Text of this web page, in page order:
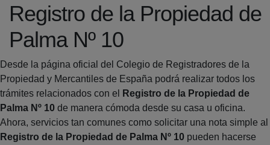
Registro de la Propiedad de
Palma Nº 10
Desde la página oficial del Colegio de Registradores de la
Propiedad y Mercantiles de España podrá realizar todos los
trámites relacionados con el
Registro de la Propiedad de
Palma Nº 10 de manera cómoda desde su casa u oficina.
Ahora, servicios tan comunes como solicitar una nota simple al
Registro de la Propiedad de Palma Nº 10 pueden hacerse